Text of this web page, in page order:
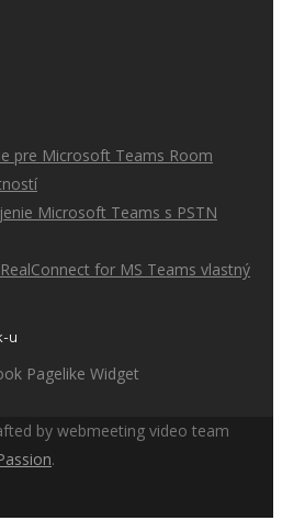
pre Microsoft Teams Room
Microsoft Teams s PSTN
for MS Teams vlastný
u
by webmeeting video team
.